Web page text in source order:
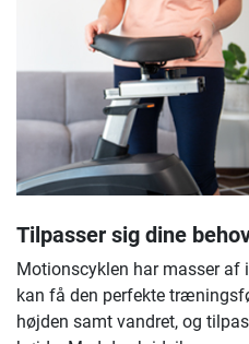
Tilpasser sig dine
Motionscyklen har masser af
kan få den perfekte
højden samt vandret, og